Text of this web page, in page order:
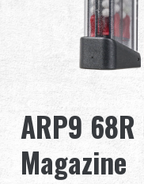
À propos de nous
Competitions & Event
ARP9
Magazine